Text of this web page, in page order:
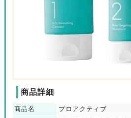
商品詳細
商品名 プロアクティブ